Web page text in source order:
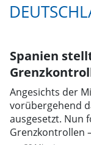
Spanien
Angesichts der
vorübergehend
ausgesetzt. Nun
Grenzkontrollen